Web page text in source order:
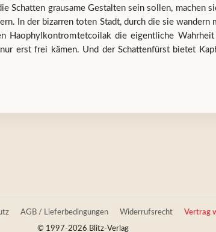
Schatten grausame Gestalten sein sollen, machen
In der bizarren toten Stadt, durch die sie wandern
Haophylkontromtetcoilak die eigentliche
erst frei kämen. Und der Schattenfürst bietet
AGB / Lieferbedingungen Widerrufsrecht
Vertrag
© 1997-2026 Blitz-Verlag